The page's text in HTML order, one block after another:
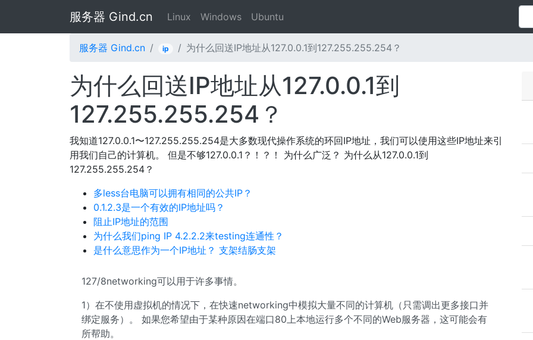
服务器 Gind.cn Linux Windows Ubuntu
服务器 Gind.cn ip 为什么回送IP地址从127.0.0.1到127.255.255.254？
为什么回送IP地址从127.0.0.1到
127.255.255.254？
我知道127.0.0.1〜127.255.255.254是大多数现代操作系统的环回IP地址，我们可以使用这些IP地址来引
用我们自己的计算机。 但是不够127.0.0.1？！？！ 为什么广泛？ 为什么从127.0.0.1到
127.255.255.254？
多less台电脑可以拥有相同的公共IP？
0.1.2.3是一个有效的IP地址吗？
阻止IP地址的范围
为什么我们ping IP 4.2.2.2来testing连通性？
是什么意思作为一个IP地址？ 支架结肠支架
127/8networking可以用于许多事情。
1）在不使用虚拟机的情况下，在快速networking中模拟大量不同的计算机（只需调出更多接口并
绑定服务）。 如果您希望由于某种原因在端口80上本地运行多个不同的Web服务器，这可能会有
所帮助。